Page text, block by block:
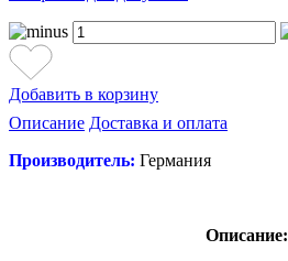
Добавить в корзину
Описание Доставка и оплата
Производитель: Германия
Описание: